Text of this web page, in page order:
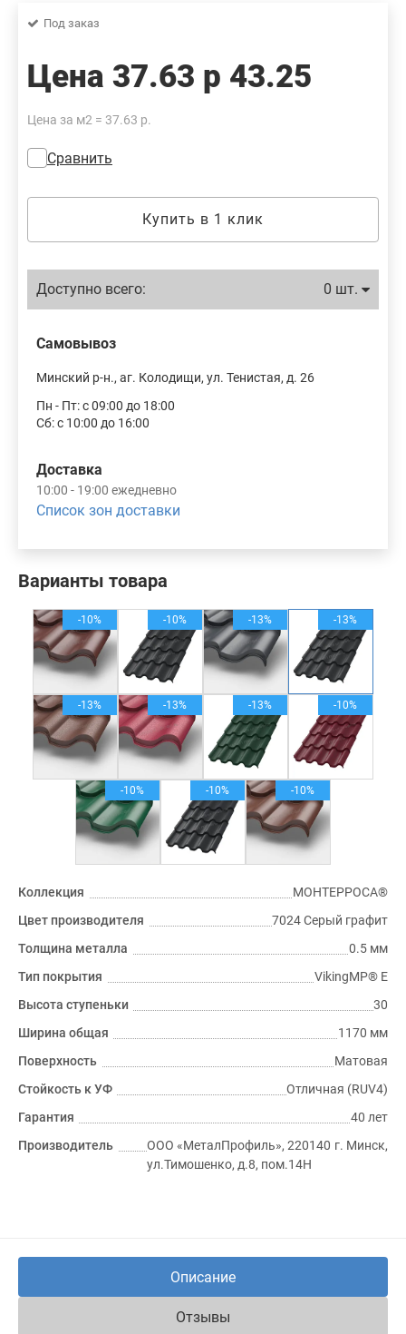
фотографиях товара. Будем благодарны вам за сообщение об
Варианты товара
-10% -10% -13% -13%
-13% -13% -13% -10%
-10% -10% -10%
Коллекция
МОНТЕРРОСА®
Цвет производителя
7024 Серый графит
Толщина металла
0.5 мм
Тип покрытия
VikingMP® E
Высота ступеньки
30
Ширина общая
1170 мм
Поверхность
Матовая
Стойкость к УФ
Отличная (RUV4)
Гарантия
40 лет
Производитель
ООО «МеталПрофиль», 220140 г. Минск,
ул.Тимошенко, д.8, пом.14Н
Под заказ
Цена 37.63 р 43.25
Цена за м2 = 37.63 р.
Сравнить
Купить в 1 клик
Доступно всего: 0 шт.
Самовывоз
Минский р-н., аг. Колодищи, ул. Тенистая, д. 26
Пн - Пт: с 09:00 до 18:00
Сб: с 10:00 до 16:00
Доставка
10:00 - 19:00 ежедневно
Список зон доставки
Описание
Отзывы